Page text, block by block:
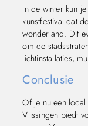
In de winter kun
kunstfestival dat
wonderland. Dit
om de
lichtinstallaties,
Conclusie
Of je nu een local
Vlissingen biedt